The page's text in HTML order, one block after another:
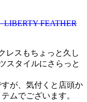
LIBERTY FEATHER
レスもちょっと久し
スタイルにさらっと
が、気付くと店頭か
ムでございます。